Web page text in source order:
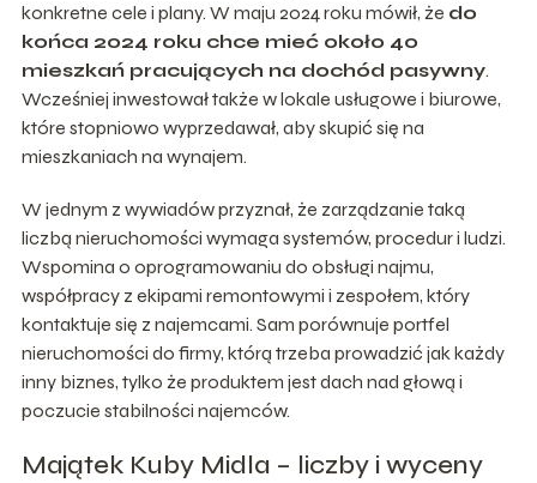
konkretne cele i plany. W maju 2024 roku mówił, że do
końca 2024 roku chce mieć około 40
mieszkań pracujących na dochód pasywny.
Wcześniej inwestował także w lokale usługowe i biurowe,
które stopniowo wyprzedawał, aby skupić się na
mieszkaniach na wynajem.
W jednym z wywiadów przyznał, że zarządzanie taką
liczbą nieruchomości wymaga systemów, procedur i ludzi.
Wspomina o oprogramowaniu do obsługi najmu,
współpracy z ekipami remontowymi i zespołem, który
kontaktuje się z najemcami. Sam porównuje portfel
nieruchomości do firmy, którą trzeba prowadzić jak każdy
inny biznes, tylko że produktem jest dach nad głową i
poczucie stabilności najemców.
Majątek Kuby Midla – liczby i wyceny